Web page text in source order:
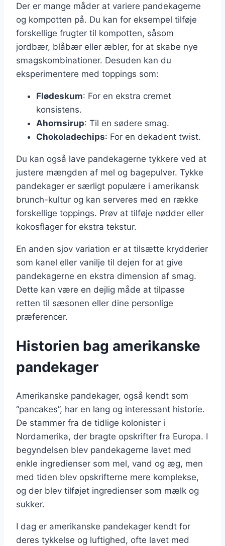
Der er mange måder at variere pandekagerne
og kompotten på. Du kan for eksempel tilføje
forskellige frugter til kompotten, såsom
jordbær, blåbær eller æbler, for at skabe nye
smagskombinationer. Desuden kan du
eksperimentere med toppings som:
Flødeskum: For en ekstra cremet
konsistens.
Ahornsirup: Til en sødere smag.
Chokoladechips: For en dekadent twist.
Du kan også lave pandekagerne tykkere ved at
justere mængden af mel og bagepulver. Tykke
pandekager er særligt populære i amerikansk
brunch-kultur og kan serveres med en række
forskellige toppings. Prøv at tilføje nødder eller
kokosflager for ekstra tekstur.
En anden sjov variation er at tilsætte krydderier
som kanel eller vanilje til dejen for at give
pandekagerne en ekstra dimension af smag.
Dette kan være en dejlig måde at tilpasse
retten til sæsonen eller dine personlige
præferencer.
Historien bag amerikanske
pandekager
Amerikanske pandekager, også kendt som
“pancakes”, har en lang og interessant historie.
De stammer fra de tidlige kolonister i
Nordamerika, der bragte opskrifter fra Europa. I
begyndelsen blev pandekagerne lavet med
enkle ingredienser som mel, vand og æg, men
med tiden blev opskrifterne mere komplekse,
og der blev tilføjet ingredienser som mælk og
sukker.
I dag er amerikanske pandekager kendt for
deres tykkelse og luftighed, ofte lavet med